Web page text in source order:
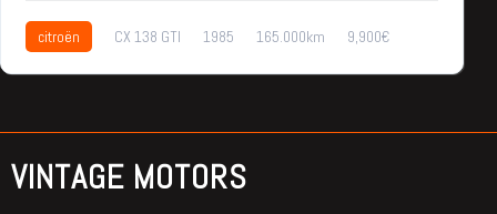
citroën CX 138 GTI 1985 165.000km 9,900€
VINTAGE MOTORS